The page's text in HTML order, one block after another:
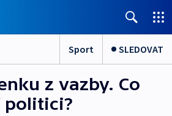
Sport SLEDOVAT
z vazby. Co
politici?